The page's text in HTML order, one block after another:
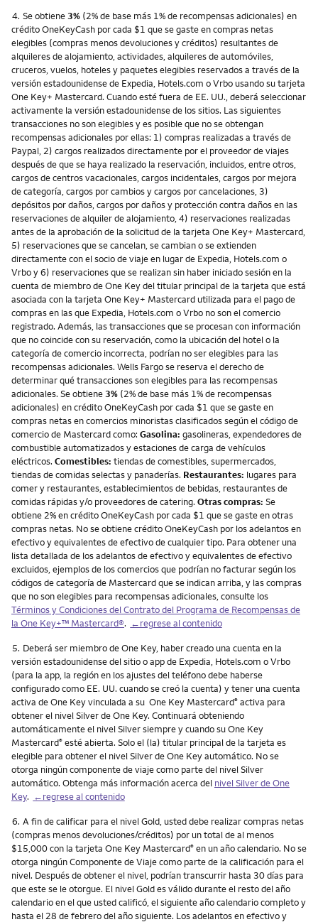
Nota
4. Se obtiene 3% (2% de base más 1% de recompensas adicionales) en
crédito OneKeyCash por cada $1 que se gaste en compras netas
elegibles (compras menos devoluciones y créditos) resultantes de
alquileres de alojamiento, actividades, alquileres de automóviles,
cruceros, vuelos, hoteles y paquetes elegibles reservados a través de la
versión estadounidense de Expedia, Hotels.com o Vrbo usando su tarjeta
One Key+ Mastercard. Cuando esté fuera de EE. UU., deberá seleccionar
activamente la versión estadounidense de los sitios. Las siguientes
transacciones no son elegibles y es posible que no se obtengan
recompensas adicionales por ellas: 1) compras realizadas a través de
Paypal, 2) cargos realizados directamente por el proveedor de viajes
después de que se haya realizado la reservación, incluidos, entre otros,
cargos de centros vacacionales, cargos incidentales, cargos por mejora
de categoría, cargos por cambios y cargos por cancelaciones, 3)
depósitos por daños, cargos por daños y protección contra daños en las
reservaciones de alquiler de alojamiento, 4) reservaciones realizadas
antes de la aprobación de la solicitud de la tarjeta One Key+ Mastercard,
5) reservaciones que se cancelan, se cambian o se extienden
directamente con el socio de viaje en lugar de Expedia, Hotels.com o
Vrbo y 6) reservaciones que se realizan sin haber iniciado sesión en la
cuenta de miembro de One Key del titular principal de la tarjeta que está
asociada con la tarjeta One Key+ Mastercard utilizada para el pago de
compras en las que Expedia, Hotels.com o Vrbo no son el comercio
registrado. Además, las transacciones que se procesan con información
que no coincide con su reservación, como la ubicación del hotel o la
categoría de comercio incorrecta, podrían no ser elegibles para las
recompensas adicionales. Wells Fargo se reserva el derecho de
determinar qué transacciones son elegibles para las recompensas
adicionales. Se obtiene 3% (2% de base más 1% de recompensas
adicionales) en crédito OneKeyCash por cada $1 que se gaste en
compras netas en comercios minoristas clasificados según el código de
comercio de Mastercard como: Gasolina: gasolineras, expendedores de
combustible automatizados y estaciones de carga de vehículos
eléctricos. Comestibles: tiendas de comestibles, supermercados,
tiendas de comidas selectas y panaderías. Restaurantes: lugares para
comer y restaurantes, establecimientos de bebidas, restaurantes de
comidas rápidas y/o proveedores de catering. Otras compras: Se
obtiene 2% en crédito OneKeyCash por cada $1 que se gaste en otras
compras netas. No se obtiene crédito OneKeyCash por los adelantos en
efectivo y equivalentes de efectivo de cualquier tipo. Para obtener una
lista detallada de los adelantos de efectivo y equivalentes de efectivo
excluidos, ejemplos de los comercios que podrían no facturar según los
códigos de categoría de Mastercard que se indican arriba, y las compras
que no son elegibles para recompensas adicionales, consulte los
Términos y Condiciones del Contrato del Programa de Recompensas de
la One Key+™ Mastercard®. ←regrese al contenido
Nota
5. Deberá ser miembro de One Key, haber creado una cuenta en la
versión estadounidense del sitio o app de Expedia, Hotels.com o Vrbo
(para la app, la región en los ajustes del teléfono debe haberse
configurado como EE. UU. cuando se creó la cuenta) y tener una cuenta
activa de One Key vinculada a su One Key Mastercard® activa para
obtener el nivel Silver de One Key. Continuará obteniendo
automáticamente el nivel Silver siempre y cuando su One Key
Mastercard® esté abierta. Solo el (la) titular principal de la tarjeta es
elegible para obtener el nivel Silver de One Key automático. No se
otorga ningún componente de viaje como parte del nivel Silver
automático. Obtenga más información acerca del nivel Silver de One
Key. ←regrese al contenido
Nota
6. A fin de calificar para el nivel Gold, usted debe realizar compras netas
(compras menos devoluciones/créditos) por un total de al menos
$15,000 con la tarjeta One Key Mastercard® en un año calendario. No se
otorga ningún Componente de Viaje como parte de la calificación para el
nivel. Después de obtener el nivel, podrían transcurrir hasta 30 días para
que este se le otorgue. El nivel Gold es válido durante el resto del año
calendario en el que usted calificó, el siguiente año calendario completo y
hasta el 28 de febrero del año siguiente. Los adelantos en efectivo y